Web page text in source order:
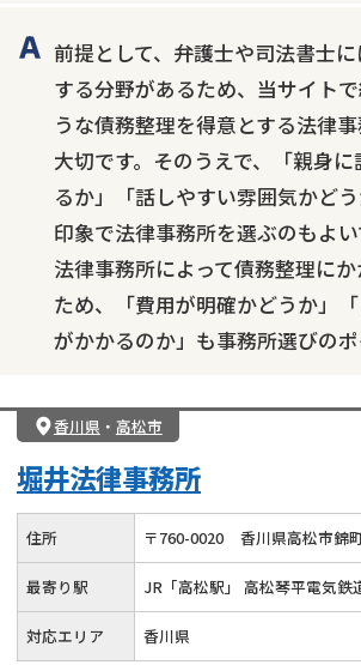
前提として、弁護士や司法書士
する分野があるため、当サイト
うな債務整理を得意とする法律
大切です。そのうえで、「親身
るか」「話しやすい雰囲気かど
印象で法律事務所を選ぶのもよい
法律事務所によって債務整理に
ため、「費用が明確かどうか」
がかかるのか」も事務所選びのポ
香川県 ・ 高松市
堀井法律事務所
住所 〒760-0020 香川県高松市錦
最寄り駅 JR「高松駅」 高松琴平電気鉄
対応エリア 香川県